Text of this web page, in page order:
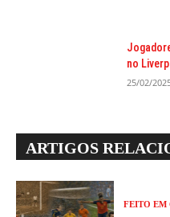
no
25/02/
ARTIGOS
FEITO EM